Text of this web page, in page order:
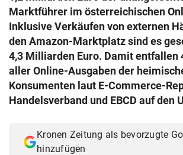
© Krone Multimedia GmbH & Co KG 2026
Muthgasse 2, 1190 Wien
Marktführer im österreichischen
Inklusive Verkäufen von externen
den Amazon-Marktplatz sind es
4,3 Milliarden Euro. Damit entfallen
aller Online-Ausgaben der
Konsumenten laut E-Commerce-
Handelsverband und EBCD auf den
Kronen Zeitung als bevorzugte
hinzufügen